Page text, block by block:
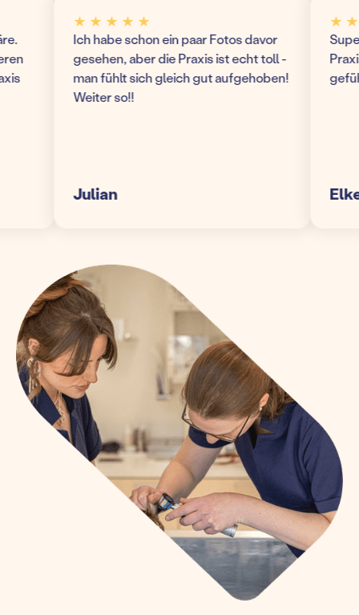
★ ★ ★ ★ ★
Ich habe schon ein paar Fotos davor
gesehen, aber die Praxis ist echt toll -
man fühlt sich gleich gut aufgehoben!
Weiter so!!
Julian
★ ★
Super
Praxis!
gefühlt
Elke S.